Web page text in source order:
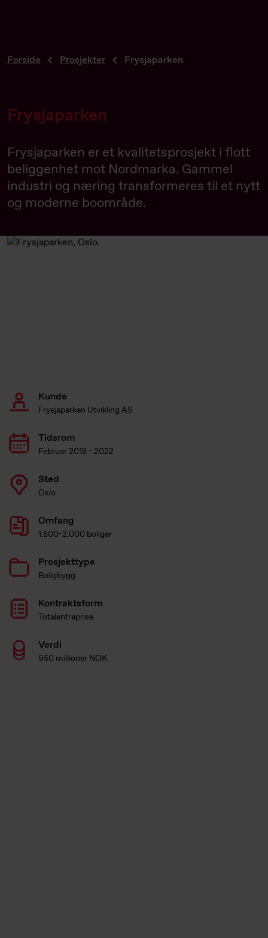
Forside Prosjekter Frysjaparken
Frysjaparken
Frysjaparken er et kvalitetsprosjekt i flott
beliggenhet mot Nordmarka. Gammel
industri og næring transformeres til et nytt
og moderne boområde.
Kunde
Frysjaparken Utvikling AS
Tidsrom
Februar 2018 - 2022
Sted
Oslo
Omfang
1.500-2.000 boliger
Prosjekttype
Boligbygg
Kontraktsform
Totalentreprise
Verdi
950 millioner NOK